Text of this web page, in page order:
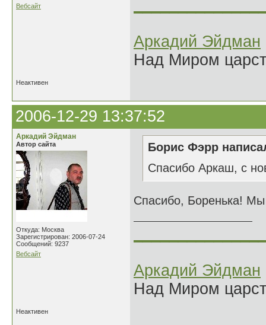
Вебсайт
Аркадий Эйдман
Над Миром
Неактивен
2006-12-29 13:37:52
Аркадий Эйдман
Автор сайта
Откуда: Москва
Зарегистрирован: 2006-07-24
Сообщений: 9237
Вебсайт
Борис Фэрр
Спасибо Аркаш, с
Спасибо, Боренька!
Аркадий Эйдман
Над Миром
Неактивен